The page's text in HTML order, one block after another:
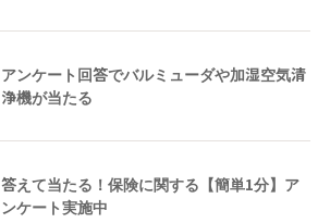
アンケート回答でバルミューダや加湿空気清
浄機が当たる
答えて当たる！保険に関する【簡単1分】ア
ンケート実施中